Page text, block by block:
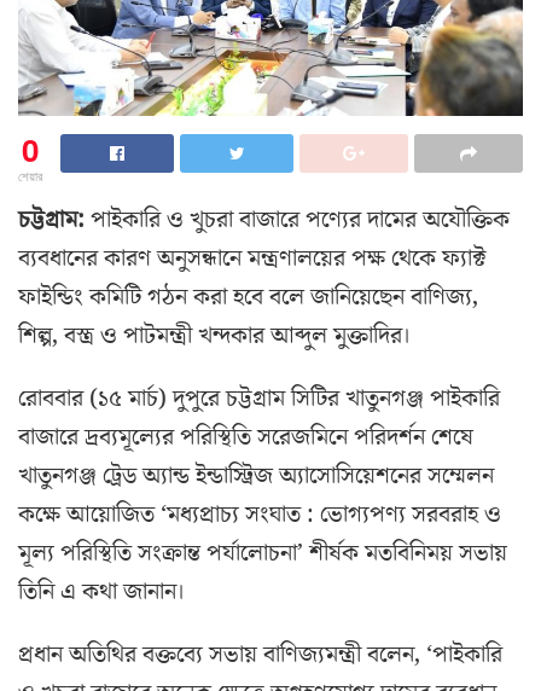
0
শেয়ার
চট্টগ্রাম: পাইকারি ও খুচরা বাজারে পণ্যের দামের অযৌক্তিক
ব্যবধানের কারণ অনুসন্ধানে মন্ত্রণালয়ের পক্ষ থেকে ফ্যাক্ট
ফাইন্ডিং কমিটি গঠন করা হবে বলে জানিয়েছেন বাণিজ্য,
শিল্প, বস্ত্র ও পাটমন্ত্রী খন্দকার আব্দুল মুক্তাদির।
রোববার (১৫ মার্চ) দুপুরে চট্টগ্রাম সিটির খাতুনগঞ্জ পাইকারি
বাজারে দ্রব্যমূল্যের পরিস্থিতি সরেজমিনে পরিদর্শন শেষে
খাতুনগঞ্জ ট্রেড অ্যান্ড ইন্ডাস্ট্রিজ অ্যাসোসিয়েশনের সম্মেলন
কক্ষে আয়োজিত ‘মধ্যপ্রাচ্য সংঘাত : ভোগ্যপণ্য সরবরাহ ও
মূল্য পরিস্থিতি সংক্রান্ত পর্যালোচনা’ শীর্ষক মতবিনিময় সভায়
তিনি এ কথা জানান।
প্রধান অতিথির বক্তব্যে সভায় বাণিজ্যমন্ত্রী বলেন, ‘পাইকারি